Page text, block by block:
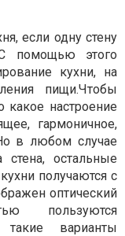
если одну стену
помощью этого
кухни, на
пищи.Чтобы
какое настроение
гармоничное,
в любом случае
остальные
получаются с
оптический
пользуются
варианты